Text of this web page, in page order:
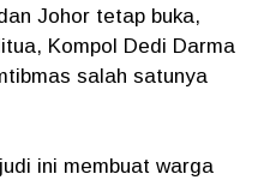
Johor tetap buka,
Kompol Dedi Darma
salah satunya
ini membuat warga